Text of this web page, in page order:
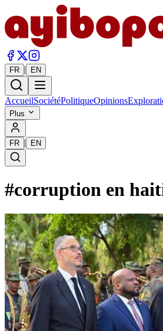
FR | EN
AccueilSociétéPolitiqueOpinions
Plus
FR | EN
#corruption en